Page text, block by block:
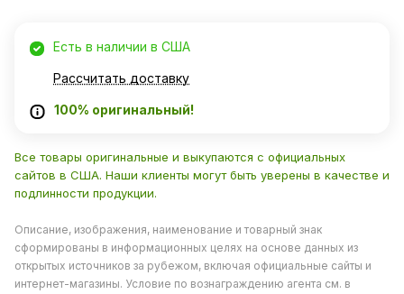
Есть в наличии в США
Рассчитать доставку
100% оригинальный!
Все товары оригинальные и выкупаются с официальных
сайтов в США. Наши клиенты могут быть уверены в качестве и
подлинности продукции.
Описание, изображения, наименование и товарный знак
сформированы в информационных целях на основе данных из
открытых источников за рубежом, включая официальные сайты и
интернет-магазины. Условие по вознаграждению агента см. в